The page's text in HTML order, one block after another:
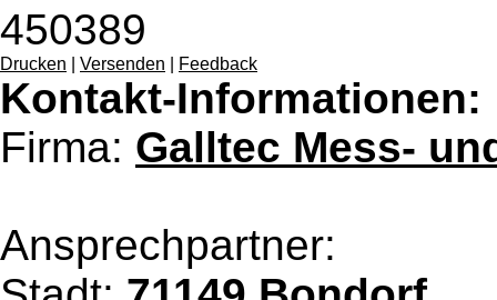
450389
Drucken Versenden Feedback
Kontakt-Informationen:
Firma: Galltec Mess-
Ansprechpartner: